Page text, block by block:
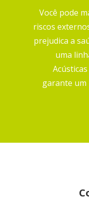
Você pode
riscos
prejudica a
uma
garante um